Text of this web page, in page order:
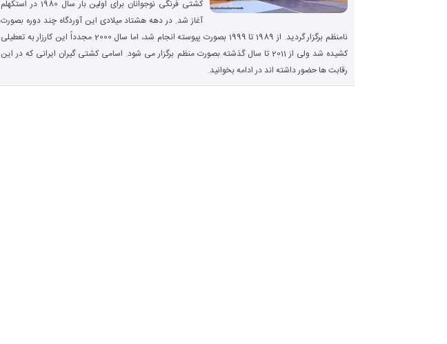
کشتی فرنگی نوجوانان برای اولین بار سال 1980 در استکهلم
آغاز شد. در دهه هشتاد میلادی این آوردگاه چند دوره بصورت
نامنظم برگزار گردید. از 1989 تا 1999 بصورت پیوسته انجام شد، اما سال 2000 مجدداً این کارزار به تعطیلی
کشیده شد ولی از 2011 تا سال گذشته بصورت منظم برگزار می شود. اسامی کشتی گیران ایرانی که در این
رقابت ها حضور داشته اند در ادامه بخوانید.